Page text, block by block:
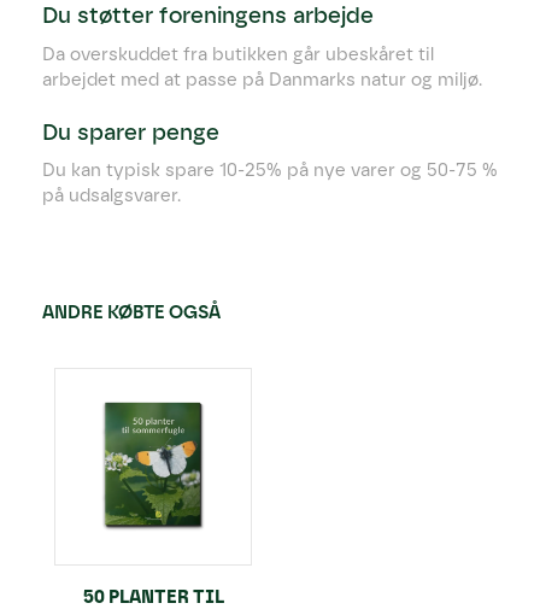
Du støtter foreningens arbejde
Da overskuddet fra butikken går ubeskåret til
arbejdet med at passe på Danmarks natur og miljø.
Du sparer penge
Du kan typisk spare 10-25% på nye varer og 50-75 %
på udsalgsvarer.
ANDRE KØBTE OGSÅ
50 PLANTER TIL